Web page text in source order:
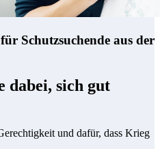
Schutzsuchende aus der
dabei, sich gut
und dafür, dass Krieg